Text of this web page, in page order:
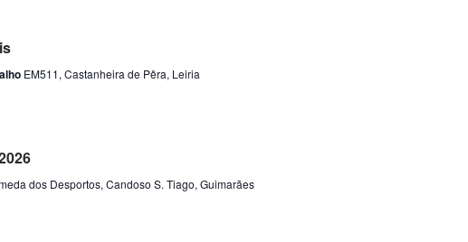
EM511, Castanheira de Pêra, Leiria
dos Desportos, Candoso S. Tiago, Guimarães